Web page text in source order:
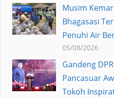
Musim
Bhagasasi
Penuhi Air
05/08/2026
Gandeng
Pancasuar
Tokoh